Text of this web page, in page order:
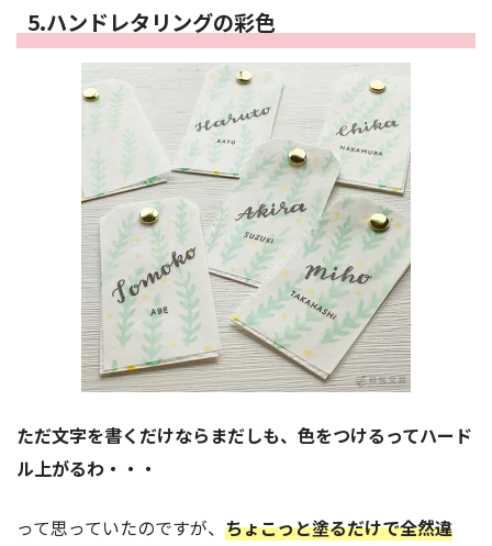
5.ハンドレタリングの彩色
ただ文字を書くだけならまだしも、色をつけるってハード
ル上がるわ・・・
って思っていたのですが、 ちょこっと塗るだけで全然違